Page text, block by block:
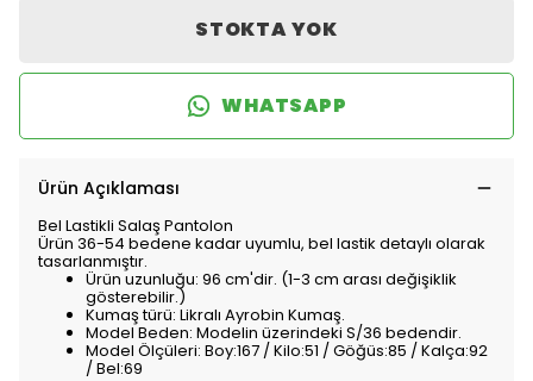
STOKTA YOK
WHATSAPP
Ürün Açıklaması
Bel Lastikli Salaş Pantolon
Ürün 36-54 bedene kadar uyumlu, bel lastik detaylı olarak
tasarlanmıştır.
Ürün uzunluğu: 96 cm'dir. (1-3 cm arası değişiklik
gösterebilir.)
Kumaş türü: Likralı Ayrobin Kumaş.
Model Beden: Modelin üzerindeki S/36 bedendir.
Model Ölçüleri: Boy:167 / Kilo:51 / Göğüs:85 / Kalça:92
/ Bel:69